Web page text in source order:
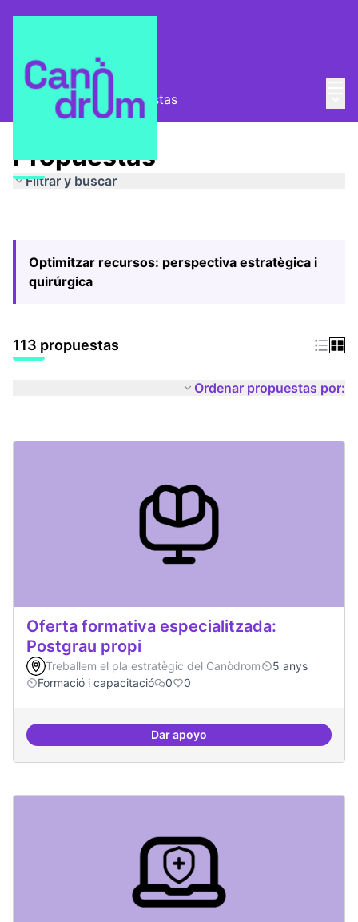
Pla Estratègic Propuestas
Propuestas
Filtrar y buscar
Optimitzar recursos: perspectiva estratègica i
quirúrgica
113 propuestas
Ordenar propuestas por:
Oferta formativa especialitzada:
Postgrau propi
Treballem el pla estratègic del Canòdrom
5 anys
Formació i capacitació
0 0
Dar apoyoOferta formativa especialitzada: